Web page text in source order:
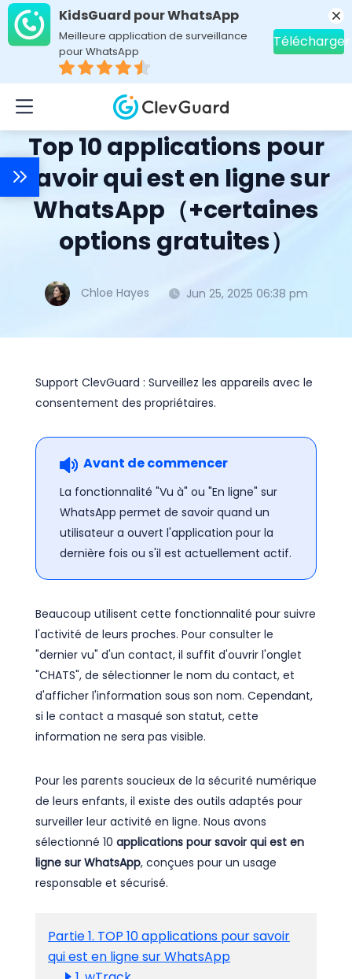
Home Astuces applis sociales
Top 10 applications pour
savoir qui est en ligne sur
WhatsApp（+certaines
options gratuites）
Chloe Hayes Jun 25, 2025 06:38 pm
Support ClevGuard : Surveillez les appareils avec le
consentement des propriétaires.
Avant de commencer
La fonctionnalité "Vu à" ou "En ligne" sur
WhatsApp permet de savoir quand un
utilisateur a ouvert l'application pour la
dernière fois ou s'il est actuellement actif.
Beaucoup utilisent cette fonctionnalité pour suivre
l'activité de leurs proches. Pour consulter le
"dernier vu" d'un contact, il suffit d'ouvrir l'onglet
"CHATS", de sélectionner le nom du contact, et
d'afficher l'information sous son nom. Cependant,
si le contact a masqué son statut, cette
information ne sera pas visible.
Pour les parents soucieux de la sécurité numérique
de leurs enfants, il existe des outils adaptés pour
surveiller leur activité en ligne. Nous avons
sélectionné 10 applications pour savoir qui est en
ligne sur WhatsApp, conçues pour un usage
responsable et sécurisé.
Partie 1. TOP 10 applications pour savoir
qui est en ligne sur WhatsApp
KidsGuard pour WhatsApp
Meilleure application de surveillance
pour WhatsApp
Télécharger